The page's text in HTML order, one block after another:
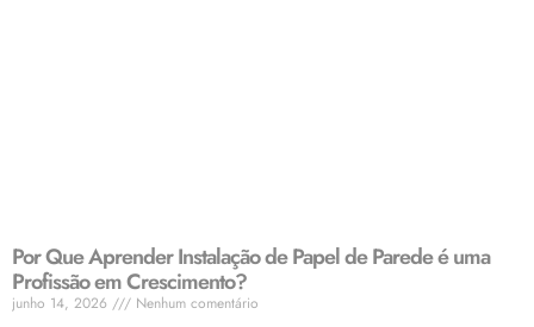
Por Que Aprender Instalação de Papel de Parede é uma
Profissão em Crescimento?
junho 14, 2026 Nenhum comentário